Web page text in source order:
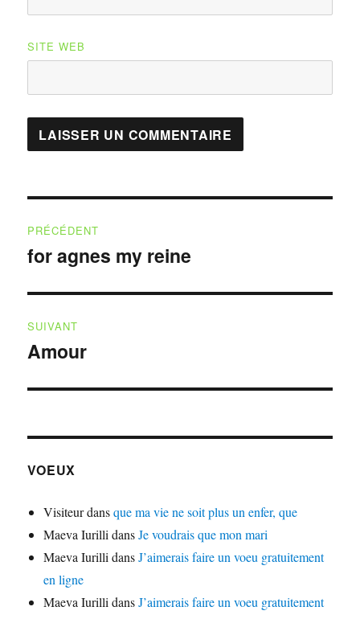
SITE WEB
de
PRÉCÉDENT
Publication
for agnes my reine
SUIVANT
Publication
Amour
VOEUX
Visiteurdansque ma vie ne soit plus un enfer, que
Maeva Iurilli dansJe voudrais que mon mari
Maeva Iurilli dansJ’aimerais faire un voeu gratuitement
en ligne
Maeva Iurilli dansJ’aimerais faire un voeu gratuitement